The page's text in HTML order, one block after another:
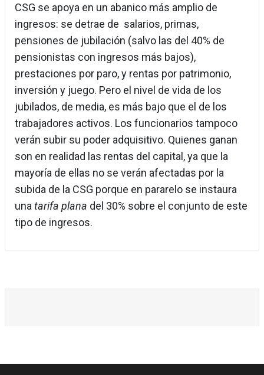
CSG se apoya en un abanico más amplio de
ingresos: se detrae de salarios, primas,
pensiones de jubilación (salvo las del 40% de
pensionistas con ingresos más bajos),
prestaciones por paro, y rentas por patrimonio,
inversión y juego. Pero el nivel de vida de los
jubilados, de media, es más bajo que el de los
trabajadores activos. Los funcionarios tampoco
verán subir su poder adquisitivo. Quienes ganan
son en realidad las rentas del capital, ya que la
mayoría de ellas no se verán afectadas por la
subida de la CSG porque en pararelo se instaura
una tarifa plana del 30% sobre el conjunto de este
tipo de ingresos.